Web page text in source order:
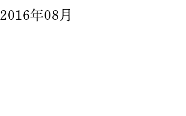
2016年08月